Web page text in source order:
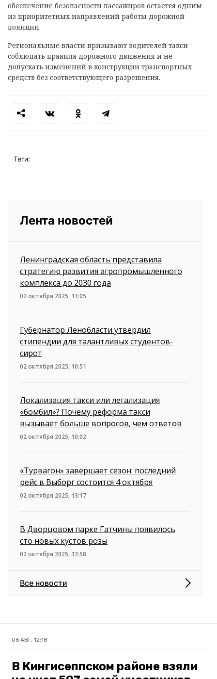
обеспечение безопасности пассажиров остается одним
из приоритетных направлений работы дорожной
полиции.
Региональные власти призывают водителей такси
соблюдать правила дорожного движения и не
допускать изменений в конструкции транспортных
средств без соответствующего разрешения.
Теги:
Лента новостей
Ленинградская область представила
стратегию развития агропромышленного
комплекса до 2030 года
02 октября 2025, 11:05
Губернатор Ленобласти утвердил
стипендии для талантливых студентов-
сирот
02 октября 2025, 10:51
Локализация такси или легализация
«бомбил»? Почему реформа такси
вызывает больше вопросов, чем ответов
02 октября 2025, 10:02
«Турвагон» завершает сезон: последний
рейс в Выборг состоится 4 октября
02 октября 2025, 13:17
В Дворцовом парке Гатчины появилось
сто новых кустов розы
02 октября 2025, 12:58
Все новости
06 АВГ, 12:18
В Кингисеппском районе взяли